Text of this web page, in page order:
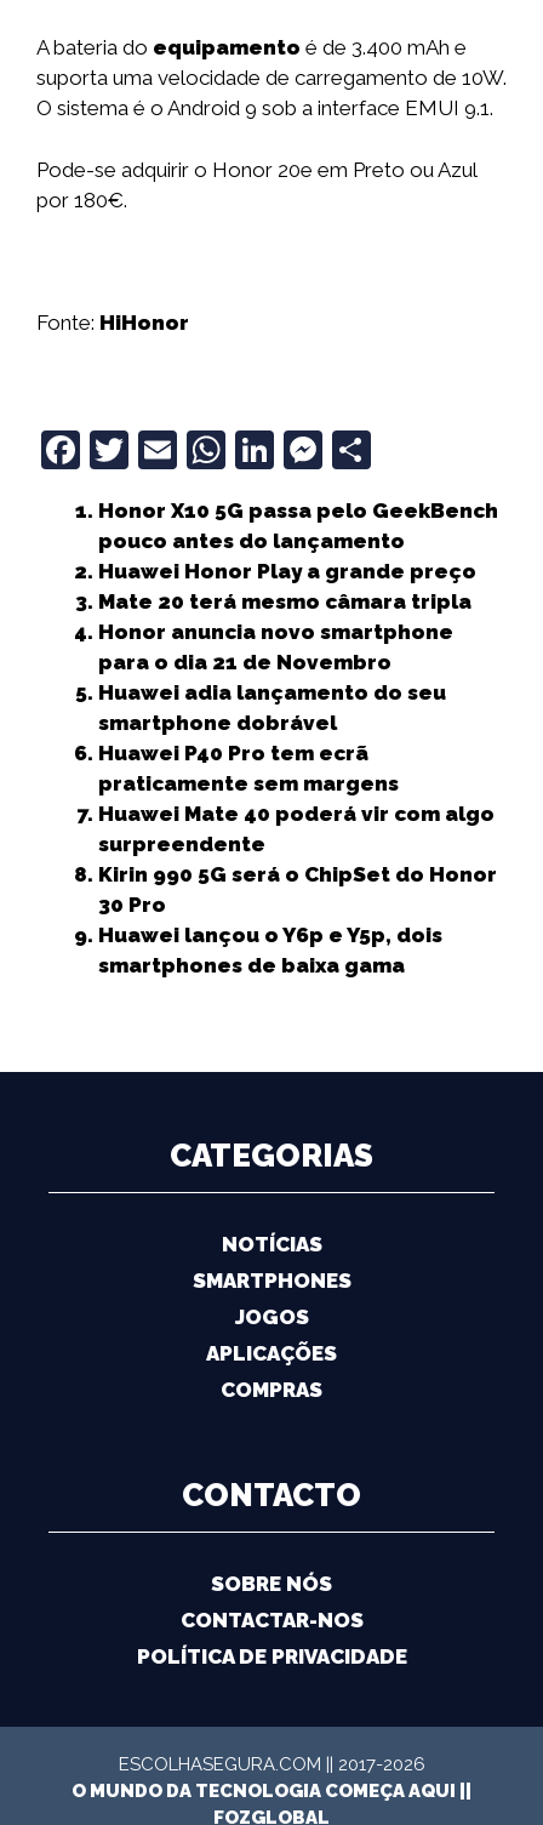
A bateria do equipamento é de 3.400 mAh e
suporta uma velocidade de carregamento de 10W.
O sistema é o Android 9 sob a interface EMUI 9.1.
Pode-se adquirir o Honor 20e em Preto ou Azul
por 180€.
Fonte: HiHonor
F
c
e
b
o
o
k
T
it
t
e
r
E
ai
l
W
a
ts
A
p
p
Li
k
e
dI
n
M
ss
e
n
g
e
r
a
r
e
Honor X10 5G passa pelo GeekBench
pouco antes do lançamento
Huawei Honor Play a grande preço
Mate 20 terá mesmo câmara tripla
Honor anuncia novo smartphone
para o dia 21 de Novembro
Huawei adia lançamento do seu
smartphone dobrável
Huawei P40 Pro tem ecrã
praticamente sem margens
Huawei Mate 40 poderá vir com algo
surpreendente
Kirin 990 5G será o ChipSet do Honor
30 Pro
Huawei lançou o Y6p e Y5p, dois
smartphones de baixa gama
CATEGORIAS
NOTÍCIAS
SMARTPHONES
JOGOS
APLICAÇÕES
COMPRAS
CONTACTO
SOBRE NÓS
CONTACTAR-NOS
POLÍTICA DE PRIVACIDADE
ESCOLHASEGURA.COM || 2017-2026
O MUNDO DA TECNOLOGIA COMEÇA AQUI ||
FOZGLOBAL